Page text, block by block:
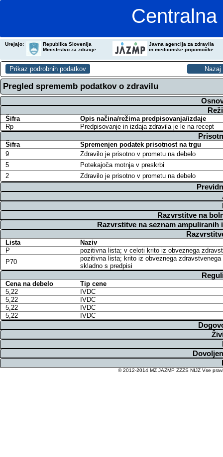
Urejajo:
Republika Slovenija
Ministrstvo za zdravje
Javna agencija za zdravila
in medicinske pripomočke
Pregled sprememb podatkov o zdravilu
Šifra
Opis načina/režima predpisovanja/izdaje
Rp
Predpisovanje in izdaja zdravila je le na recept
Šifra
Spremenjen podatek prisotnost na trgu
9
Zdravilo je prisotno v prometu na debelo
5
Potekajoča motnja v preskrbi
2
Zdravilo je prisotno v prometu na debelo
Razvrstitve na
Razvrstitve na seznam
Lista
Naziv
P
pozitivna lista; v celoti krito iz obveznega
P70
pozitivna lista; krito iz obveznega
skladno s predpisi
Cena na debelo
Tip cene
5,22
IVDC
5,22
IVDC
5,22
IVDC
5,22
IVDC
© 2012-2014 MZ JAZMP ZZZS NIJZ Vse